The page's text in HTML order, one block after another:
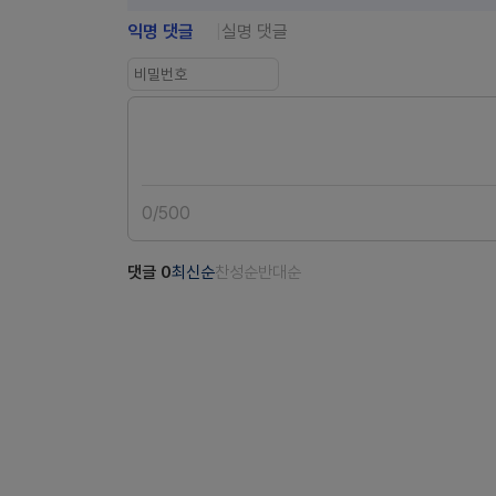
익명 댓글 실명 댓글
0/500
댓글 0최신순찬성순반대순